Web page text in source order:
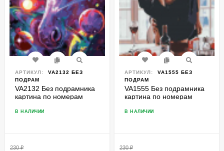
АРТИКУЛ:
VA2132 БЕЗ
ПОДРАМ
VA2132 Без подрамника
картина по номерам
В НАЛИЧИИ
230₽
АРТИКУЛ:
VA1555 БЕЗ
ПОДРАМ
VA1555 Без подрамника
картина по номерам
В НАЛИЧИИ
230₽